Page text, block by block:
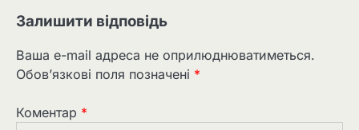
Залишити відповідь
Ваша e-mail адреса не оприлюднюватиметься.
Обов’язкові поля позначені *
Коментар *